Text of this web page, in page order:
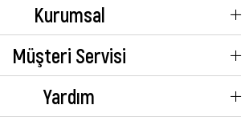
Kurumsal
Müşteri Servisi
Yardım